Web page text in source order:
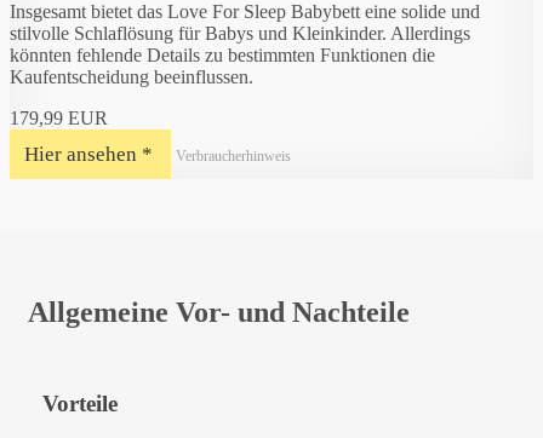
Insgesamt bietet das Love For Sleep Babybett eine solide und
stilvolle Schlaflösung für Babys und Kleinkinder. Allerdings
könnten fehlende Details zu bestimmten Funktionen die
Kaufentscheidung beeinflussen.
179,99 EUR
Hier ansehen * Verbraucherhinweis
Allgemeine Vor- und Nachteile
Vorteile